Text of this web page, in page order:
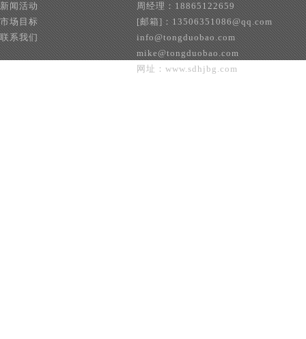
新闻活动
市场目标
联系我们
周经理：18865122659
[邮箱]：13506351086@qq.com
info@tongduobao.com
mike@tongduobao.com
网址：www.sdhjbg.com